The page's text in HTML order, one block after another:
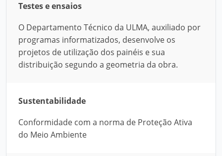
Testes e ensaios
O Departamento Técnico da ULMA, auxiliado por
programas informatizados, desenvolve os
projetos de utilização dos painéis e sua
distribuição segundo a geometria da obra.
Sustentabilidade
Conformidade com a norma de Proteção Ativa
do Meio Ambiente